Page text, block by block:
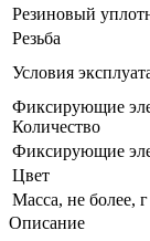
Резиновый
Резьба
Условия
Фиксирующие
Количество
Фиксирующие
Цвет
Масса, не более, г
Описание